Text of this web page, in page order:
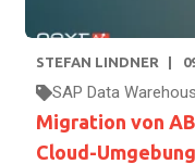
STEFAN LINDNER
SAP Data
Migration von
Cloud-Umgebung